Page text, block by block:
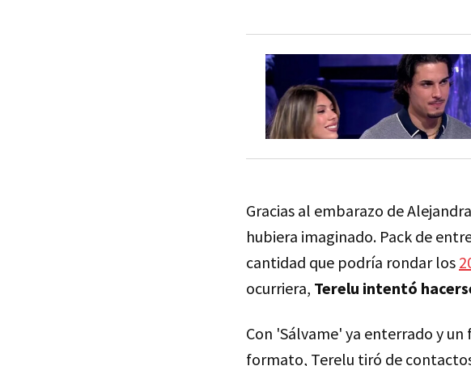
Gracias al embarazo de
hubiera imaginado. Pack de
cantidad que podría rondar los
ocurriera, Terelu intentó
Con 'Sálvame' ya enterrado y
formato, Terelu tiró de